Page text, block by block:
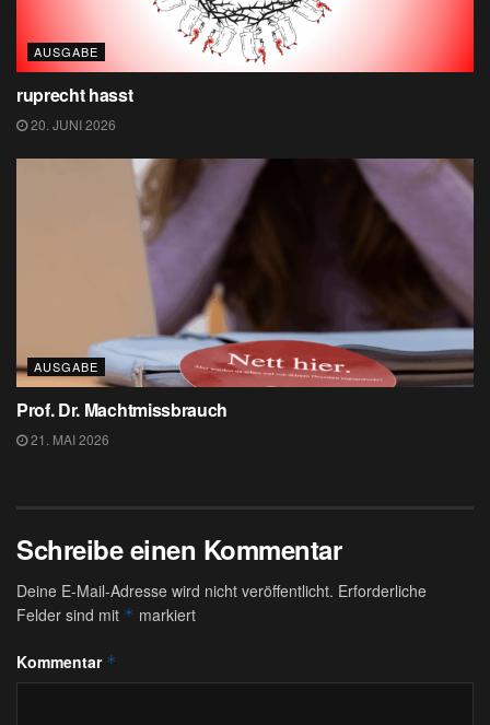
AUSGABE
ruprecht hasst
20. JUNI 2026
AUSGABE
Prof. Dr. Machtmissbrauch
21. MAI 2026
Schreibe einen Kommentar
Deine E-Mail-Adresse wird nicht veröffentlicht. Erforderliche
Felder sind mit * markiert
Kommentar *